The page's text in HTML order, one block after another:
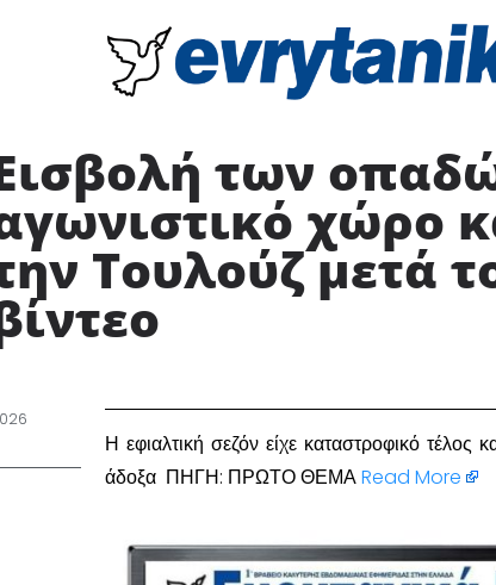
των
χώρο
Τουλούζ μετά
Η εφιαλτική σεζόν είχε καταστροφικό
άδοξα ΠΗΓΗ: ΠΡΩΤΟ ΘΕΜΑRead More